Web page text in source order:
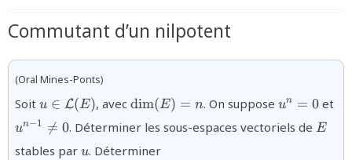
Commutant d’un nilpotent
(Oral Mines-Ponts)
Soit {u
\in{\mathcal
L}(E)}
u ∈ L(E), avec \dim(E)=n
dim(E) = n. On suppose {u^{n}=0}
un = 0et
un−1 
= 0. Déterminer les sous-espaces vectoriels de {E}
E
stables par {u}
u. Déterminer{\mathcal{C}